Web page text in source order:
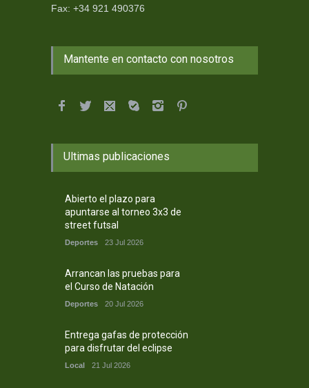
Fax: +34 921 490376
Mantente en contacto con nosotros
Ultimas publicaciones
Abierto el plazo para
apuntarse al torneo 3x3 de
street futsal
Deportes 23 Jul 2026
Arrancan las pruebas para
el Curso de Natación
Deportes 20 Jul 2026
Entrega gafas de protección
para disfrutar del eclipse
Local 21 Jul 2026